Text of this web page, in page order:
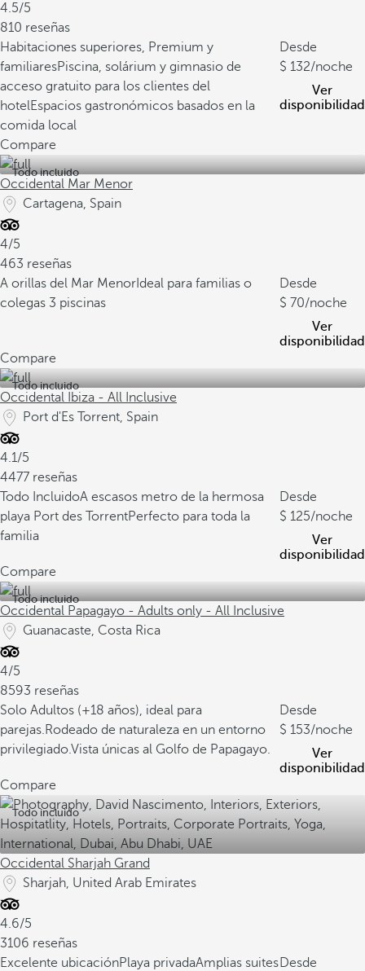
4.5/5
810 reseñas
Habitaciones superiores, Premium y
familiaresPiscina, solárium y gimnasio de
acceso gratuito para los clientes del
hotelEspacios gastronómicos basados en la
comida local
Desde
132/noche
Ver
disponibilidad
Compare
Todo incluido
Occidental Mar Menor
Cartagena, Spain
4/5
463 reseñas
A orillas del Mar Menor Ideal para familias o
colegas 3 piscinas
Desde
70/noche
Ver
disponibilidad
Compare
Todo incluido
Occidental Ibiza - All Inclusive
Port d'Es Torrent, Spain
4.1/5
4477 reseñas
Todo IncluidoA escasos metro de la hermosa
playa Port des TorrentPerfecto para toda la
familia
Desde
125/noche
Ver
disponibilidad
Compare
Todo incluido
Occidental Papagayo - Adults only - All Inclusive
Guanacaste, Costa Rica
4/5
8593 reseñas
Solo Adultos (+18 años), ideal para
parejas.Rodeado de naturaleza en un entorno
privilegiado.Vista únicas al Golfo de Papagayo.
Desde
153/noche
Ver
disponibilidad
Compare
Todo incluido
Occidental Sharjah Grand
Sharjah, United Arab Emirates
4.6/5
3106 reseñas
Excelente ubicaciónPlaya privadaAmplias suitesDesde